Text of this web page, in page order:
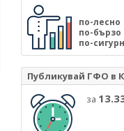
по-лесно
по-бързо
по-
Публикувай ГФО в
за